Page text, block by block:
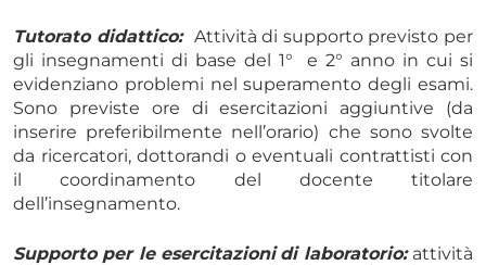
Tutorato didattico: Attività di supporto previsto per
gli insegnamenti di base del 1° e 2° anno in cui si
evidenziano problemi nel superamento degli esami.
Sono previste ore di esercitazioni aggiuntive (da
inserire preferibilmente nell’orario) che sono svolte
da ricercatori, dottorandi o eventuali contrattisti con
il coordinamento del docente titolare
dell’insegnamento.
Supporto per le esercitazioni di laboratorio: attività